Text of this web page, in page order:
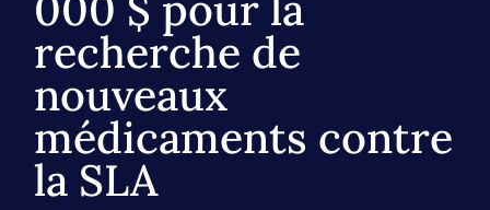
recherche de
nouveaux
médicaments contre
la SLA